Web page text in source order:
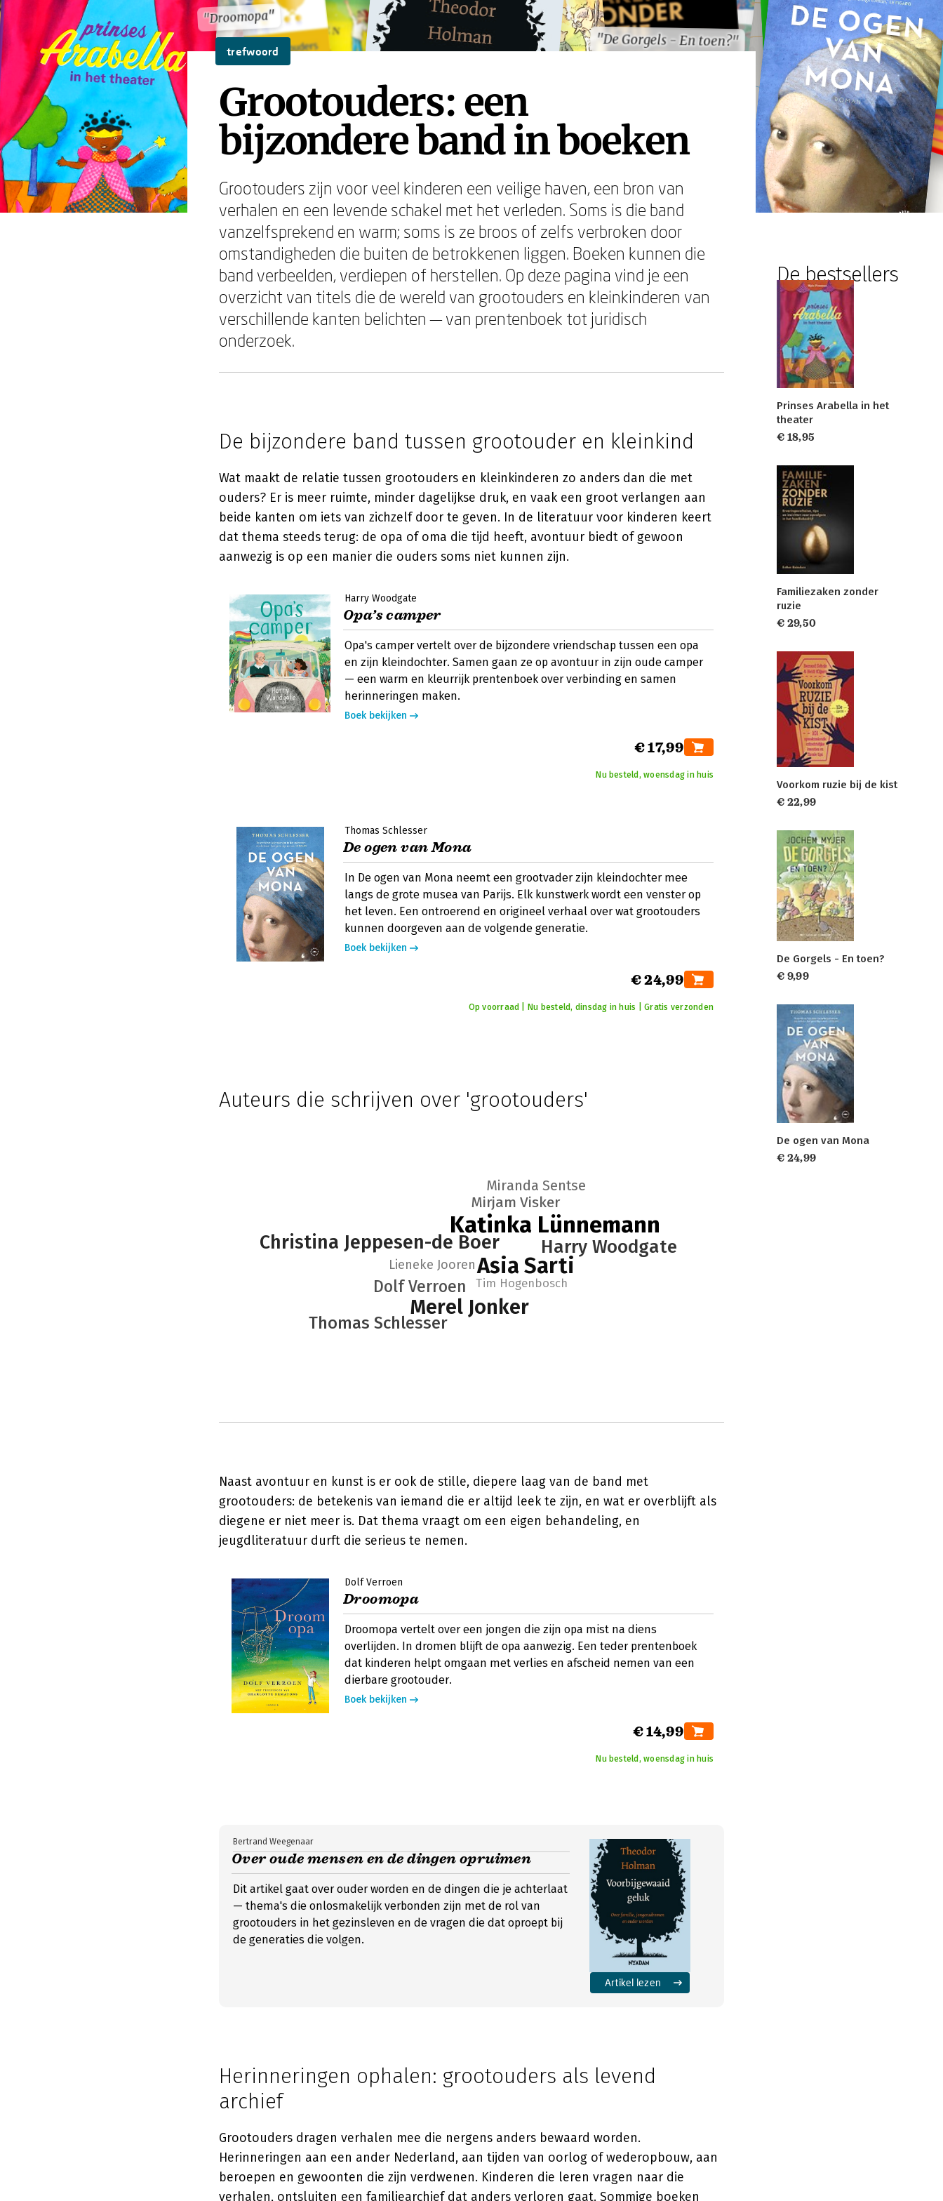
"Droomopa"
"De Gorgels - En toen?"
"Droomopa"
"De Gorgels - En toen?"
trefwoord
Grootouders: een
bijzondere band in boeken
Grootouders zijn voor veel kinderen een veilige haven, een bron van
verhalen en een levende schakel met het verleden. Soms is die band
vanzelfsprekend en warm; soms is ze broos of zelfs verbroken door
omstandigheden die buiten de betrokkenen liggen. Boeken kunnen die
band verbeelden, verdiepen of herstellen. Op deze pagina vind je een
overzicht van titels die de wereld van grootouders en kleinkinderen van
verschillende kanten belichten — van prentenboek tot juridisch
onderzoek.
De bijzondere band tussen grootouder en kleinkind
Wat maakt de relatie tussen grootouders en kleinkinderen zo anders dan die met
ouders? Er is meer ruimte, minder dagelijkse druk, en vaak een groot verlangen aan
beide kanten om iets van zichzelf door te geven. In de literatuur voor kinderen keert
dat thema steeds terug: de opa of oma die tijd heeft, avontuur biedt of gewoon
aanwezig is op een manier die ouders soms niet kunnen zijn.
Harry Woodgate
Opa’s camper
Opa's camper vertelt over de bijzondere vriendschap tussen een opa
en zijn kleindochter. Samen gaan ze op avontuur in zijn oude camper
— een warm en kleurrijk prentenboek over verbinding en samen
herinneringen maken.
Boek bekijken
€ 17,99
Nu besteld, woensdag in huis
Thomas Schlesser
De ogen van Mona
In De ogen van Mona neemt een grootvader zijn kleindochter mee
langs de grote musea van Parijs. Elk kunstwerk wordt een venster op
het leven. Een ontroerend en origineel verhaal over wat grootouders
kunnen doorgeven aan de volgende generatie.
Boek bekijken
€ 24,99
Op voorraad | Nu besteld, dinsdag in huis | Gratis verzonden
Auteurs die schrijven over 'grootouders'
Katinka Lünnemann
Asia Sarti
Merel Jonker
Christina Jeppesen-de Boer Harry Woodgate
Thomas Schlesser
Dolf Verroen
Mirjam Visker
Miranda Sentse
Lieneke Jooren
Tim Hogenbosch
Naast avontuur en kunst is er ook de stille, diepere laag van de band met
grootouders: de betekenis van iemand die er altijd leek te zijn, en wat er overblijft als
diegene er niet meer is. Dat thema vraagt om een eigen behandeling, en
jeugdliteratuur durft die serieus te nemen.
Dolf Verroen
Droomopa
Droomopa vertelt over een jongen die zijn opa mist na diens
overlijden. In dromen blijft de opa aanwezig. Een teder prentenboek
dat kinderen helpt omgaan met verlies en afscheid nemen van een
dierbare grootouder.
Boek bekijken
€ 14,99
Nu besteld, woensdag in huis
Over oude mensen en de dingen opruimen
Bertrand Weegenaar
Dit artikel gaat over ouder worden en de dingen die je achterlaat
— thema's die onlosmakelijk verbonden zijn met de rol van
grootouders in het gezinsleven en de vragen die dat oproept bij
de generaties die volgen.
Artikel lezen
Herinneringen ophalen: grootouders als levend
archief
Grootouders dragen verhalen mee die nergens anders bewaard worden.
Herinneringen aan een ander Nederland, aan tijden van oorlog of wederopbouw, aan
beroepen en gewoonten die zijn verdwenen. Kinderen die leren vragen naar die
verhalen, ontsluiten een familiearchief dat anders verloren gaat. Sommige boeken
De bestsellers
Prinses Arabella in het
theater
€ 18,95
Familiezaken zonder
ruzie
€ 29,50
Voorkom ruzie bij de kist
€ 22,99
De Gorgels - En toen?
€ 9,99
De ogen van Mona
€ 24,99